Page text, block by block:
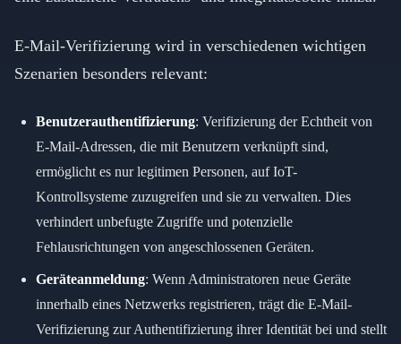
E-Mail-Verifizierung wird in verschiedenen wichtigen
Szenarien besonders relevant:
Benutzerauthentifizierung: Verifizierung der Echtheit von
E-Mail-Adressen, die mit Benutzern verknüpft sind,
ermöglicht es nur legitimen Personen, auf IoT-
Kontrollsysteme zuzugreifen und sie zu verwalten. Dies
verhindert unbefugte Zugriffe und potenzielle
Fehlausrichtungen von angeschlossenen Geräten.
Geräteanmeldung: Wenn Administratoren neue Geräte
innerhalb eines Netzwerks registrieren, trägt die E-Mail-
Verifizierung zur Authentifizierung ihrer Identität bei und stellt